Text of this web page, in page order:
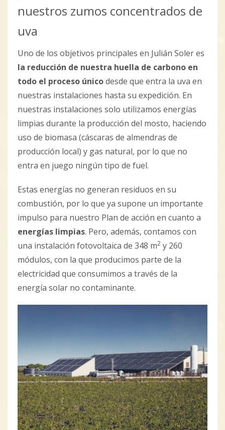
nuestros zumos concentrados de
uva
Uno de los objetivos principales en Julián Soler es
la reducción de nuestra huella de carbono en
todo el proceso únicodesde que entra la uva en
nuestras instalaciones hasta su expedición. En
nuestras instalaciones solo utilizamos energías
limpias durante la producción del mosto, haciendo
uso de biomasa (cáscaras de almendras de
producción local) y gas natural, por lo que no
entra en juego ningún tipo de fuel.
Estas energías no generan residuos en su
combustión, por lo que ya supone un importante
impulso para nuestro Plan de acción en cuanto a
energías limpias. Pero, además, contamos con
una instalación fotovoltaica de 348 m2 y 260
módulos, con la que producimos parte de la
electricidad que consumimos a través de la
energía solar no contaminante.